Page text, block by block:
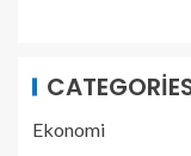
Ekonomi